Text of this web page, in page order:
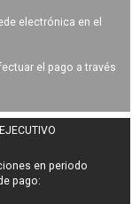
electrónica en el
el pago a través
en periodo
pago: